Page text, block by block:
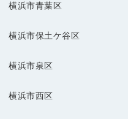
横浜市青葉区
横浜市保土ケ谷区
横浜市泉区
横浜市西区